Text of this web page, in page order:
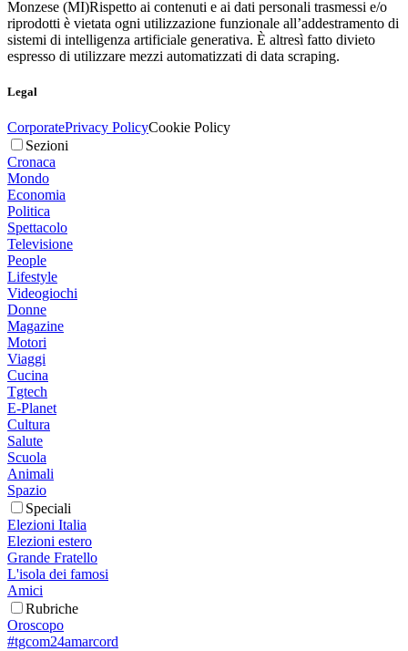
Monzese (MI)Rispetto ai contenuti e ai dati personali trasmessi e/o
riprodotti è vietata ogni utilizzazione funzionale all’addestramento di
sistemi di intelligenza artificiale generativa. È altresì fatto divieto
espresso di utilizzare mezzi automatizzati di data scraping.
Legal
CorporatePrivacy PolicyCookie Policy
Sezioni
Cronaca
Mondo
Economia
Politica
Spettacolo
Televisione
People
Lifestyle
Videogiochi
Donne
Magazine
Motori
Viaggi
Cucina
Tgtech
E-Planet
Cultura
Salute
Scuola
Animali
Spazio
Speciali
Elezioni Italia
Elezioni estero
Grande Fratello
L'isola dei famosi
Amici
Rubriche
Oroscopo
#tgcom24amarcord